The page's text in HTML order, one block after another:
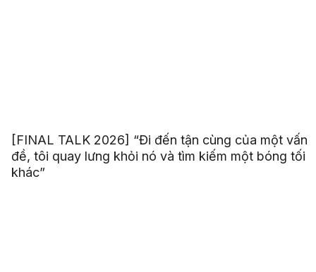
[FINAL TALK 2026] “Đi đến tận cùng của một vấn
đề, tôi quay lưng khỏi nó và tìm kiếm một bóng tối
khác”